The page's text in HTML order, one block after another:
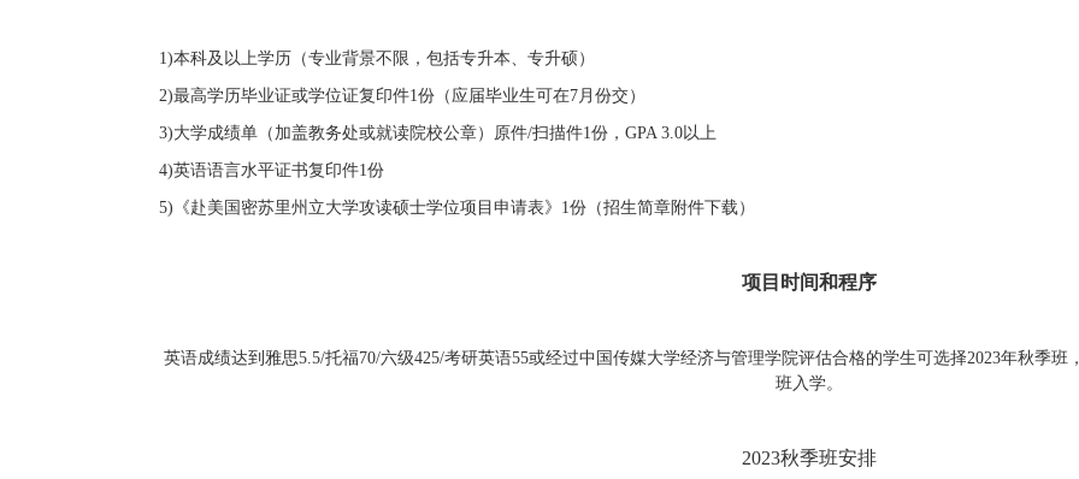
1)本科及以上学历（专业背景不限， 包括专升本、专升硕 ）
2)最高学历毕业证或学位证复印件1份（应届毕业生可在7月份交）
3)大学成绩单（加盖教务处或就读院校公章） 原件/扫描件1份， GPA 3.0以上
4)英语语言水平证书复印件1份
5) 《赴美国密苏里州立大学攻读硕士学位项目申请表》 1份（招生简章附件下载）
项目时间和程序
英语成绩达到雅思5.5/托福70/六级425/考研英语55或经过中国 传媒大学经济与管理学院评估合格的学生可选择2023年秋季班
班入学。
2023秋季班安排